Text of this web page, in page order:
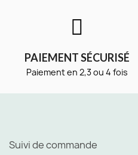
PAIEMENT SÉCURISÉ
Paiement en 2,3 ou 4 fois
Suivi de commande